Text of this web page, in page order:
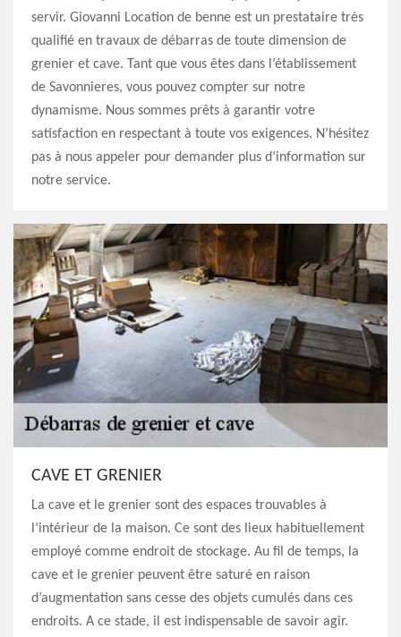
servir. Giovanni Location de benne est un prestataire très
qualifié en travaux de débarras de toute dimension de
grenier et cave. Tant que vous êtes dans l’établissement
de Savonnieres, vous pouvez compter sur notre
dynamisme. Nous sommes prêts à garantir votre
satisfaction en respectant à toute vos exigences. N’hésitez
pas à nous appeler pour demander plus d’information sur
notre service.
CAVE ET GRENIER
La cave et le grenier sont des espaces trouvables à
l’intérieur de la maison. Ce sont des lieux habituellement
employé comme endroit de stockage. Au fil de temps, la
cave et le grenier peuvent être saturé en raison
d’augmentation sans cesse des objets cumulés dans ces
endroits. A ce stade, il est indispensable de savoir agir.